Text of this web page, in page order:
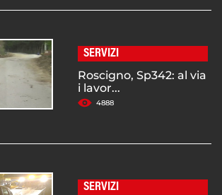
SERVIZI
Roscigno, Sp342: al via
i lavor...
4888
SERVIZI